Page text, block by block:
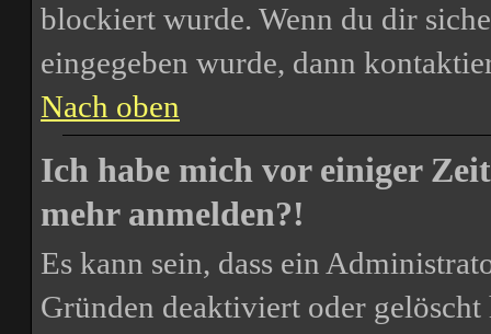
blockiert wurde. Wenn du dir
eingegeben wurde, dann
Nach oben
Ich habe mich vor einiger
mehr anmelden?!
Es kann sein, dass ein
Gründen deaktiviert oder